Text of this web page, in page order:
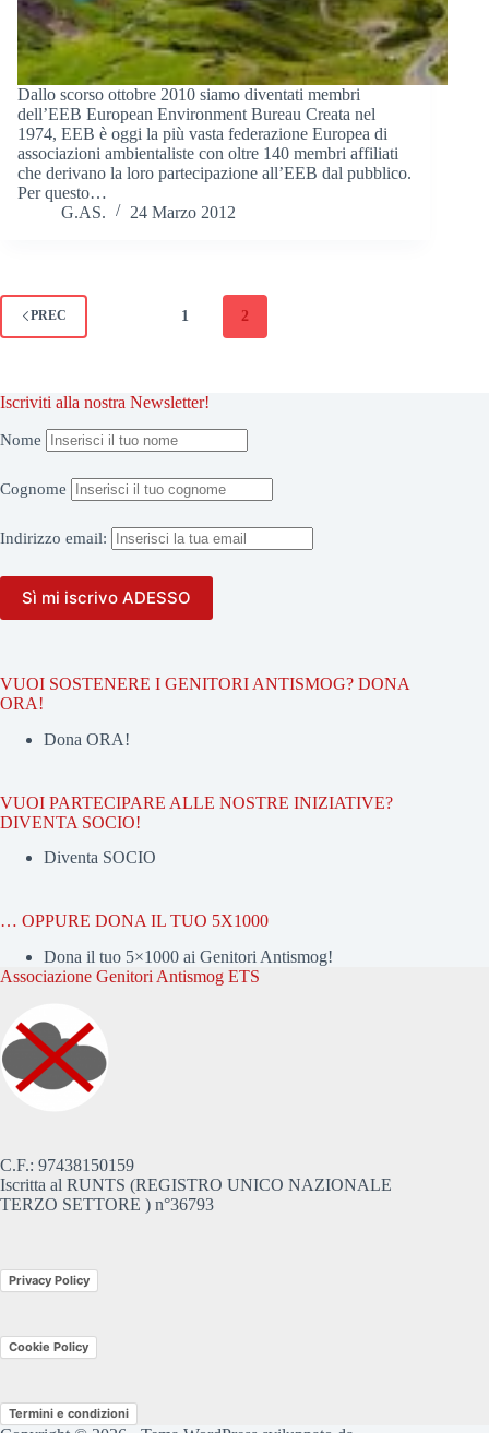
Dallo scorso ottobre 2010 siamo diventati membri
dell’EEB European Environment Bureau Creata nel
1974, EEB è oggi la più vasta federazione Europea di
associazioni ambientaliste con oltre 140 membri affiliati
che derivano la loro partecipazione all’EEB dal pubblico.
Per questo…
G.AS.
24 Marzo 2012
PREC 1 2
Iscriviti alla nostra Newsletter!
Nome
Cognome
Indirizzo email:
VUOI SOSTENERE I GENITORI ANTISMOG? DONA
ORA!
Dona ORA!
VUOI PARTECIPARE ALLE NOSTRE INIZIATIVE?
DIVENTA SOCIO!
Diventa SOCIO
… OPPURE DONA IL TUO 5X1000
Dona il tuo 5×1000 ai Genitori Antismog!
Associazione Genitori Antismog ETS
C.F.: 97438150159
Iscritta al RUNTS (REGISTRO UNICO NAZIONALE
TERZO SETTORE ) n°36793
Privacy Policy
Cookie Policy
Termini e condizioni